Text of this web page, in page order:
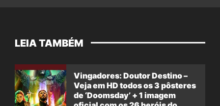
LEIA TAMBÉM
Vingadores: Doutor Destino –
Veja em HD todos os 3 pôsteres
de ‘Doomsday’ + 1 imagem